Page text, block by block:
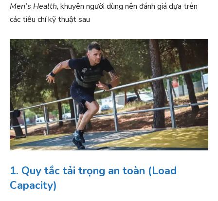
Men’s Health, khuyên người dùng nên đánh giá dựa trên
các tiêu chí kỹ thuật sau
1. Quy tắc tải trọng an toàn (Load
Capacity)